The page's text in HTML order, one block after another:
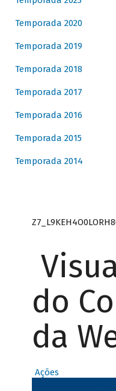
Temporada 2020
Temporada 2019
Temporada 2018
Temporada 2017
Temporada 2016
Temporada 2015
Temporada 2014
do
da
Ações